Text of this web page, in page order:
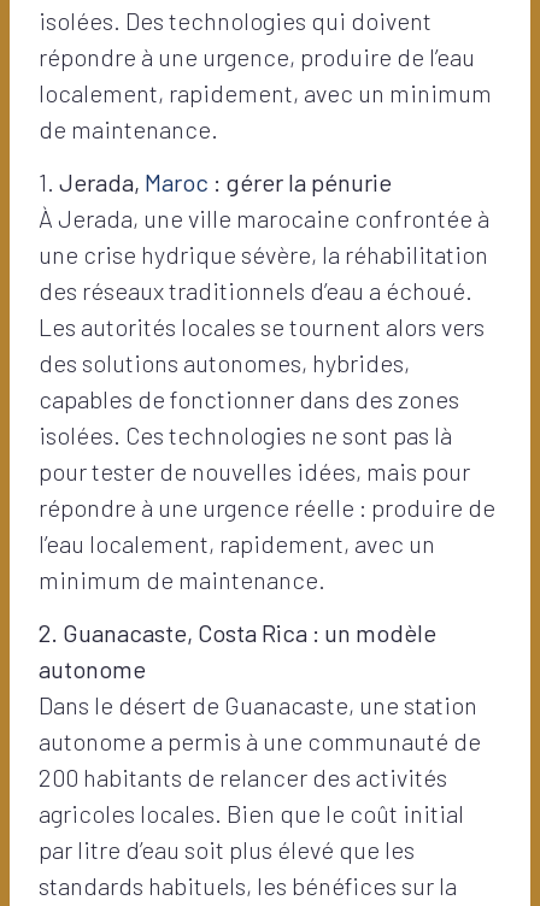
isolées. Des technologies qui doivent
répondre à une urgence, produire de l’eau
localement, rapidement, avec un minimum
de maintenance.
1. Jerada, Maroc : gérer la pénurie
À Jerada, une ville marocaine confrontée à
une crise hydrique sévère, la réhabilitation
des réseaux traditionnels d’eau a échoué.
Les autorités locales se tournent alors vers
des solutions autonomes, hybrides,
capables de fonctionner dans des zones
isolées. Ces technologies ne sont pas là
pour tester de nouvelles idées, mais pour
répondre à une urgence réelle : produire de
l’eau localement, rapidement, avec un
minimum de maintenance.
2. Guanacaste, Costa Rica : un modèle
autonome
Dans le désert de Guanacaste, une station
autonome a permis à une communauté de
200 habitants de relancer des activités
agricoles locales. Bien que le coût initial
par litre d’eau soit plus élevé que les
standards habituels, les bénéfices sur la